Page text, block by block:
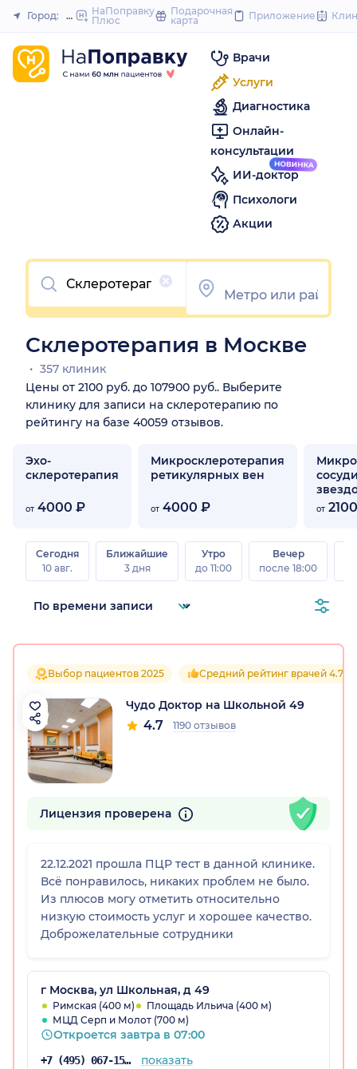
to
Закрыть
Город: МоскваНаПоправку
Плюс
Подарочная
карта
Приложение
Врачи
Услуги
Диагностика
Онлайн-
консультации
ИИ-доктор
Психологи
Акции
Очистить
Склеротерапия в Москве
357 клиник
Цены от 2100 руб. до 107900 руб.. Выберите
клинику для записи на склеротерапию по
рейтингу на базе 40059 отзывов.
Эхо-
склеротерапия
от 4000 ₽
Микросклеротерапия
ретикулярных вен
от 4000 ₽ от
Сегодня
10 авг.
Ближайшие
3 дня
Утро
до 11:00
Вечер
после 18:00
Выбор пациентов 2025 Средний рейтинг врачей 4.7
Чудо Доктор на Школьной 49
4.7 1190 отзывов
Лицензия проверена
22.12.2021 прошла ПЦР тест в данной клинике.
Всё понравилось, никаких проблем не было.
Из плюсов могу отметить относительно
низкую стоимость услуг и хорошее качество.
Доброжелательные сотрудники
г Москва, ул Школьная, д 49
Римская (400 м)
Площадь Ильича (400 м)
МЦД Серп и Молот (700 м)
Откроется завтра в 07:00
+7 (495) 067-15-02 показать